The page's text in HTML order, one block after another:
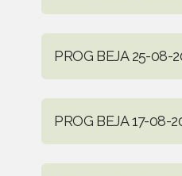
PROG BEJA 25-08-
PROG BEJA 17-08-